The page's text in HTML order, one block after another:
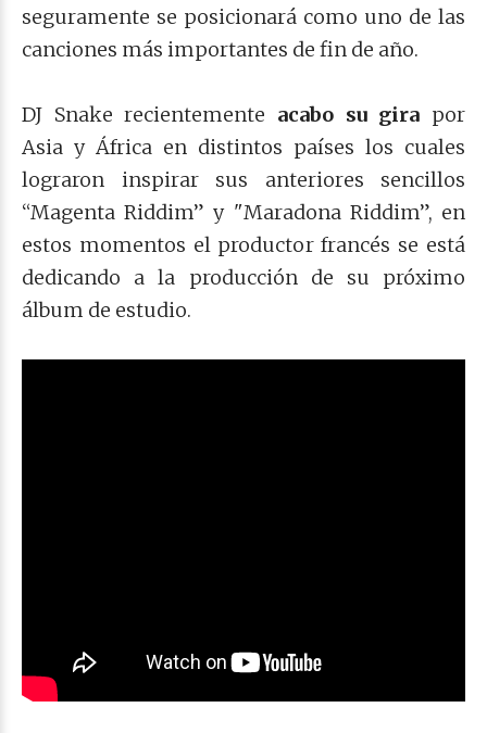
seguramente se posicionará como uno de las
canciones más importantes de fin de año.
DJ Snake recientemente acabo su gira por
Asia y África en distintos países los cuales
lograron inspirar sus anteriores sencillos
“Magenta Riddim” y "Maradona Riddim”, en
estos momentos el productor francés se está
dedicando a la producción de su próximo
álbum de estudio.